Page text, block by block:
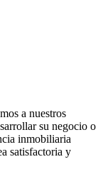
a nuestros
su negocio o
inmobiliaria
satisfactoria y